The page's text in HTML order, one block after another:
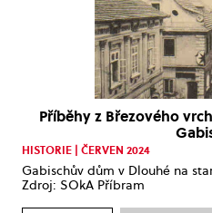
Příběhy z Březového
HISTORIE | ČERVEN 2024
Gabischův dům v Dlouhé na
Zdroj: SOkA Příbram